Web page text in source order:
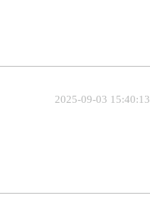
2025-09-03 15:40:13